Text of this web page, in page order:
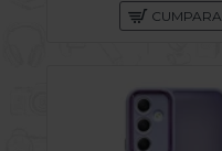
CUMPARA